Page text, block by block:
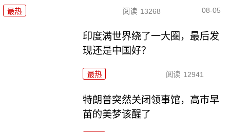
最热 阅读 13268 08-05
印度满世界绕了一大圈，最后发
现还是中国好？
最热 阅读 12941
特朗普突然关闭领事馆，高市早
苗的美梦该醒了